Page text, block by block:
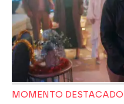
MOMENTO DESTACADO